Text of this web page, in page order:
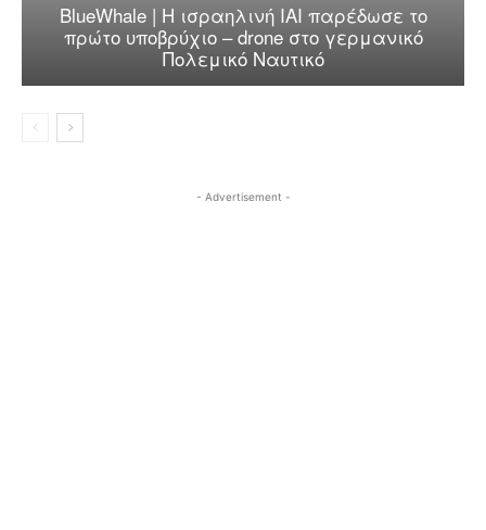
BlueWhale | Η ισραηλινή IAI παρέδωσε το
πρώτο υποβρύχιο – drone στο γερμανικό
Πολεμικό Ναυτικό
- Advertisement -